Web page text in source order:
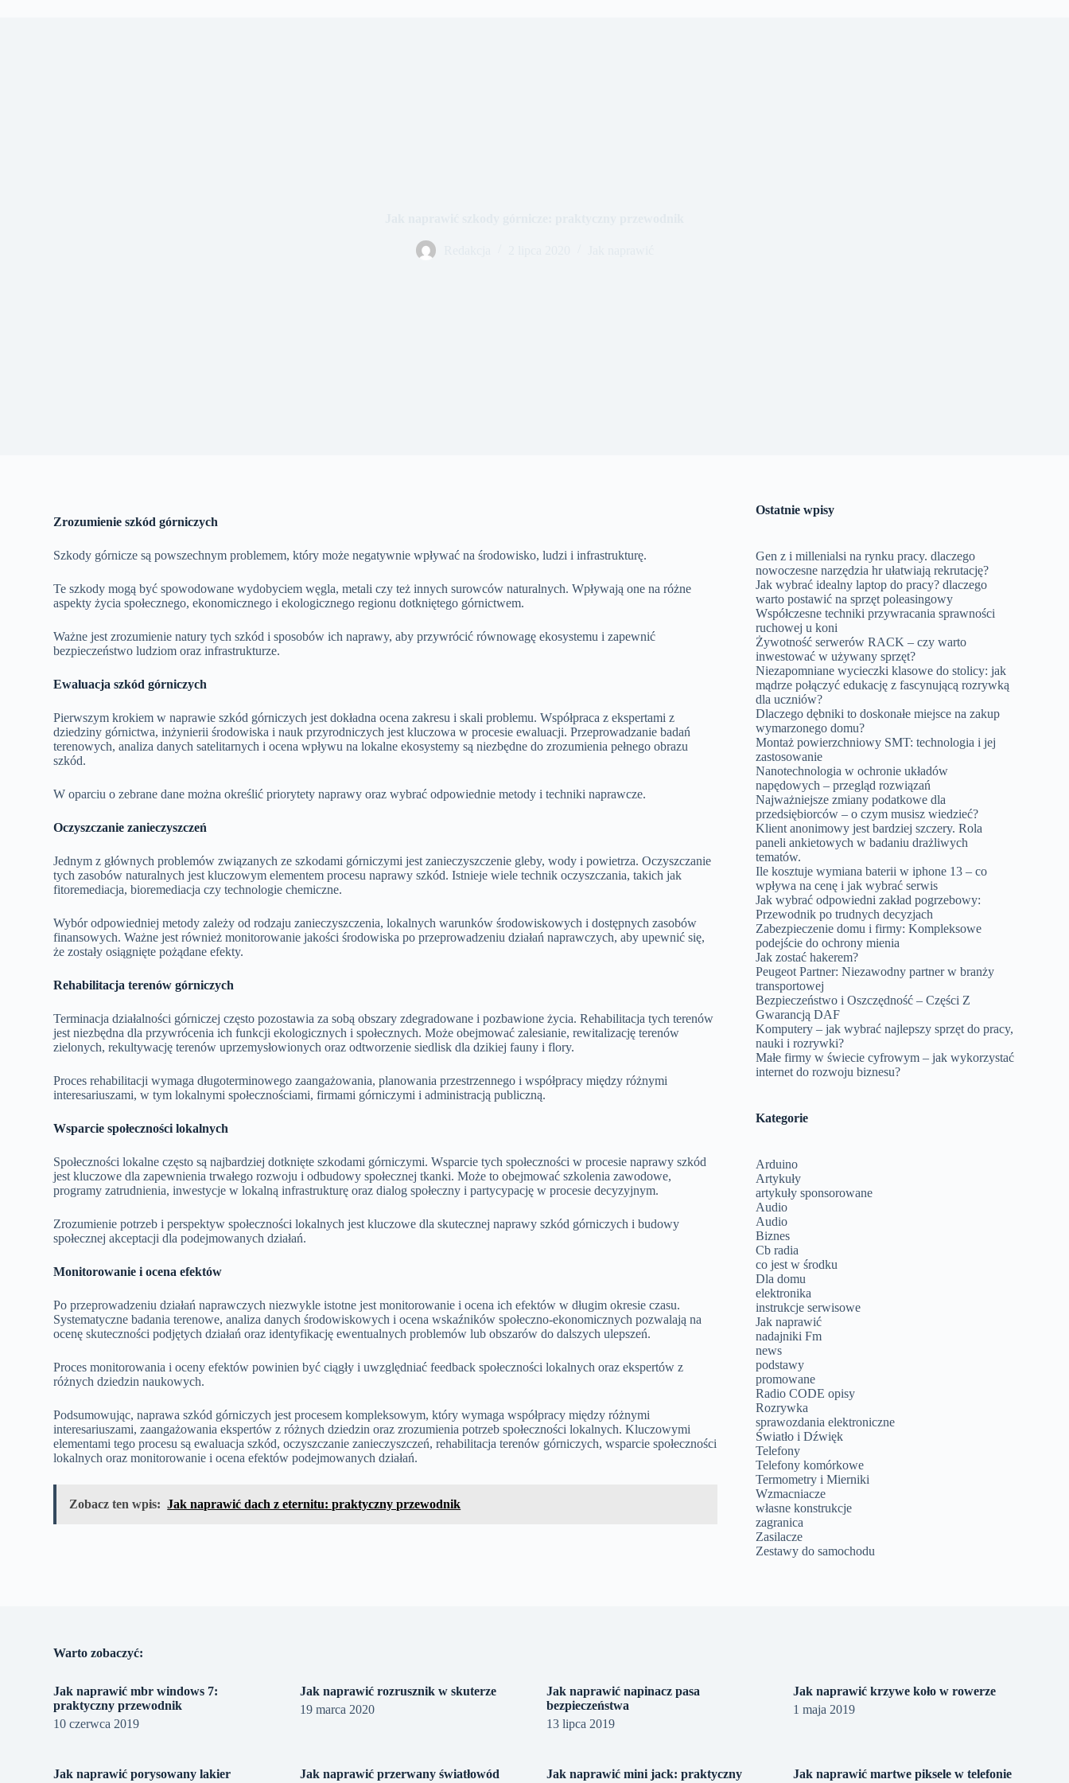
Zrozumienie szkód górniczych
Szkody górnicze są powszechnym problemem, który może negatywnie wpływać na środowisko, ludzi i infrastrukturę.
Te szkody mogą być spowodowane wydobyciem węgla, metali czy też innych surowców naturalnych. Wpływają one na różne
aspekty życia społecznego, ekonomicznego i ekologicznego regionu dotkniętego górnictwem.
Ważne jest zrozumienie natury tych szkód i sposobów ich naprawy, aby przywrócić równowagę ekosystemu i zapewnić
bezpieczeństwo ludziom oraz infrastrukturze.
Ewaluacja szkód górniczych
Pierwszym krokiem w naprawie szkód górniczych jest dokładna ocena zakresu i skali problemu. Współpraca z ekspertami z
dziedziny górnictwa, inżynierii środowiska i nauk przyrodniczych jest kluczowa w procesie ewaluacji. Przeprowadzanie badań
terenowych, analiza danych satelitarnych i ocena wpływu na lokalne ekosystemy są niezbędne do zrozumienia pełnego obrazu
szkód.
W oparciu o zebrane dane można określić priorytety naprawy oraz wybrać odpowiednie metody i techniki naprawcze.
Oczyszczanie zanieczyszczeń
Jednym z głównych problemów związanych ze szkodami górniczymi jest zanieczyszczenie gleby, wody i powietrza. Oczyszczanie
tych zasobów naturalnych jest kluczowym elementem procesu naprawy szkód. Istnieje wiele technik oczyszczania, takich jak
fitoremediacja, bioremediacja czy technologie chemiczne.
Wybór odpowiedniej metody zależy od rodzaju zanieczyszczenia, lokalnych warunków środowiskowych i dostępnych zasobów
finansowych. Ważne jest również monitorowanie jakości środowiska po przeprowadzeniu działań naprawczych, aby upewnić się,
że zostały osiągnięte pożądane efekty.
Rehabilitacja terenów górniczych
Terminacja działalności górniczej często pozostawia za sobą obszary zdegradowane i pozbawione życia. Rehabilitacja tych terenów
jest niezbędna dla przywrócenia ich funkcji ekologicznych i społecznych. Może obejmować zalesianie, rewitalizację terenów
zielonych, rekultywację terenów uprzemysłowionych oraz odtworzenie siedlisk dla dzikiej fauny i flory.
Proces rehabilitacji wymaga długoterminowego zaangażowania, planowania przestrzennego i współpracy między różnymi
interesariuszami, w tym lokalnymi społecznościami, firmami górniczymi i administracją publiczną.
Wsparcie społeczności lokalnych
Społeczności lokalne często są najbardziej dotknięte szkodami górniczymi. Wsparcie tych społeczności w procesie naprawy szkód
jest kluczowe dla zapewnienia trwałego rozwoju i odbudowy społecznej tkanki. Może to obejmować szkolenia zawodowe,
programy zatrudnienia, inwestycje w lokalną infrastrukturę oraz dialog społeczny i partycypację w procesie decyzyjnym.
Zrozumienie potrzeb i perspektyw społeczności lokalnych jest kluczowe dla skutecznej naprawy szkód górniczych i budowy
społecznej akceptacji dla podejmowanych działań.
Monitorowanie i ocena efektów
Po przeprowadzeniu działań naprawczych niezwykle istotne jest monitorowanie i ocena ich efektów w długim okresie czasu.
Systematyczne badania terenowe, analiza danych środowiskowych i ocena wskaźników społeczno-ekonomicznych pozwalają na
ocenę skuteczności podjętych działań oraz identyfikację ewentualnych problemów lub obszarów do dalszych ulepszeń.
Proces monitorowania i oceny efektów powinien być ciągły i uwzględniać feedback społeczności lokalnych oraz ekspertów z
różnych dziedzin naukowych.
Podsumowując, naprawa szkód górniczych jest procesem kompleksowym, który wymaga współpracy między różnymi
interesariuszami, zaangażowania ekspertów z różnych dziedzin oraz zrozumienia potrzeb społeczności lokalnych. Kluczowymi
elementami tego procesu są ewaluacja szkód, oczyszczanie zanieczyszczeń, rehabilitacja terenów górniczych, wsparcie społeczności
lokalnych oraz monitorowanie i ocena efektów podejmowanych działań.
Zobacz ten wpis: Jak naprawić dach z eternitu: praktyczny przewodnik
Ostatnie wpisy
Gen z i millenialsi na rynku pracy. dlaczego
nowoczesne narzędzia hr ułatwiają rekrutację?
Jak wybrać idealny laptop do pracy? dlaczego
warto postawić na sprzęt poleasingowy
Współczesne techniki przywracania sprawności
ruchowej u koni
Żywotność serwerów RACK – czy warto
inwestować w używany sprzęt?
Niezapomniane wycieczki klasowe do stolicy: jak
mądrze połączyć edukację z fascynującą rozrywką
dla uczniów?
Dlaczego dębniki to doskonałe miejsce na zakup
wymarzonego domu?
Montaż powierzchniowy SMT: technologia i jej
zastosowanie
Nanotechnologia w ochronie układów
napędowych – przegląd rozwiązań
Najważniejsze zmiany podatkowe dla
przedsiębiorców – o czym musisz wiedzieć?
Klient anonimowy jest bardziej szczery. Rola
paneli ankietowych w badaniu drażliwych
tematów.
Ile kosztuje wymiana baterii w iphone 13 – co
wpływa na cenę i jak wybrać serwis
Jak wybrać odpowiedni zakład pogrzebowy:
Przewodnik po trudnych decyzjach
Zabezpieczenie domu i firmy: Kompleksowe
podejście do ochrony mienia
Jak zostać hakerem?
Peugeot Partner: Niezawodny partner w branży
transportowej
Bezpieczeństwo i Oszczędność – Części Z
Gwarancją DAF
Komputery – jak wybrać najlepszy sprzęt do pracy,
nauki i rozrywki?
Małe firmy w świecie cyfrowym – jak wykorzystać
internet do rozwoju biznesu?
Kategorie
Arduino
Artykuły
artykuły sponsorowane
Audio
Audio
Biznes
Cb radia
co jest w środku
Dla domu
elektronika
instrukcje serwisowe
Jak naprawić
nadajniki Fm
news
podstawy
promowane
Radio CODE opisy
Rozrywka
sprawozdania elektroniczne
Światło i Dźwięk
Telefony
Telefony komórkowe
Termometry i Mierniki
Wzmacniacze
własne konstrukcje
zagranica
Zasilacze
Zestawy do samochodu
Warto zobaczyć:
Jak naprawić mbr windows 7:
praktyczny przewodnik
10 czerwca 2019
Jak naprawić rozrusznik w skuterze
19 marca 2020
Jak naprawić napinacz pasa
bezpieczeństwa
13 lipca 2019
Jak naprawić krzywe koło w rowerze
1 maja 2019
Jak naprawić porysowany lakier
Jak naprawić przerwany światłowód
Jak naprawić mini jack: praktyczny
Jak naprawić martwe piksele w telefonie